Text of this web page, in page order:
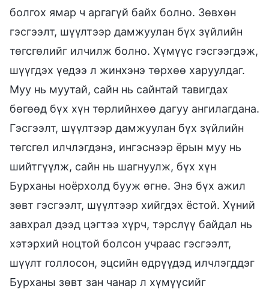
болгох ямар ч аргагүй байх болно. Зөвхөн
гэсгээлт, шүүлтээр дамжуулан бүх зүйлийн
төгсгөлийг илчилж болно. Хүмүүс гэсгээгдэж,
шүүгдэх үедээ л жинхэнэ төрхөө харуулдаг.
Муу нь муутай, сайн нь сайнтай тавигдах
бөгөөд бүх хүн төрлийнхөө дагуу ангилагдана.
Гэсгээлт, шүүлтээр дамжуулан бүх зүйлийн
төгсгөл илчлэгдэнэ, ингэснээр ёрын муу нь
шийтгүүлж, сайн нь шагнуулж, бүх хүн
Бурханы ноёрхолд бууж өгнө. Энэ бүх ажил
зөвт гэсгээлт, шүүлтээр хийгдэх ёстой. Хүний
завхрал дээд цэгтээ хүрч, тэрслүү байдал нь
хэтэрхий ноцтой болсон учраас гэсгээлт,
шүүлт голлосон, эцсийн өдрүүдэд илчлэгддэг
Бурханы зөвт зан чанар л хүмүүсийг